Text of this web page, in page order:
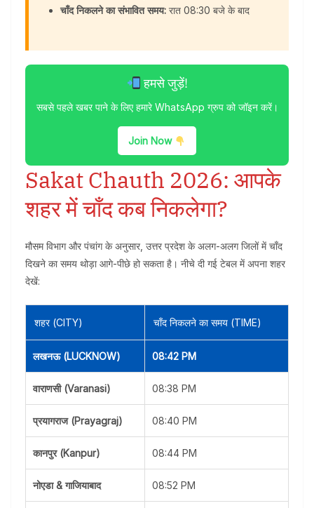
चाँद निकलने का संभावित समय: रात 08:30 बजे के बाद
हमसे जुड़ें!
सबसे पहले खबर पाने के लिए हमारे WhatsApp ग्रुप को जॉइन करें।
Join Now
Sakat Chauth 2026: आपके
शहर में चाँद कब निकलेगा?
मौसम विभाग और पंचांग के अनुसार, उत्तर प्रदेश के अलग-अलग जिलों में चाँद
दिखने का समय थोड़ा आगे-पीछे हो सकता है। नीचे दी गई टेबल में अपना शहर
देखें:
शहर (CITY) चाँद निकलने का समय (TIME)
लखनऊ (LUCKNOW) 08:42 PM
वाराणसी (Varanasi) 08:38 PM
प्रयागराज (Prayagraj) 08:40 PM
कानपुर (Kanpur) 08:44 PM
नोएडा & गाजियाबाद 08:52 PM